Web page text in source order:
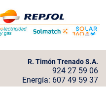
R. Timón Trenado S.A.
924 27 59 06
Energía: 607 49 59 37